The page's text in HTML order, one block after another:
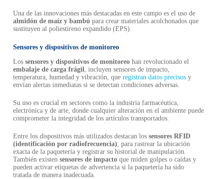
Una de las innovaciones más destacadas en este campo es el uso de
almidón de maíz y bambú para crear materiales acolchonados que
sustituyen al poliestireno expandido (EPS).
Sensores y dispositivos de monitoreo
Los sensores y dispositivos de monitoreohan revolucionado el
embalaje de carga frágil
, incluyen sensores de impacto,
temperatura, humedad y vibración, que registran datos precisosy
envían alertas inmediatas si se detectan condiciones adversas.
Su uso es crucial en sectores como la industria farmacéutica,
electrónica y de arte, donde cualquier alteración en el ambiente puede
comprometer la integridad de los artículos transportados.
Entre los dispositivos más utilizados destacan los sensores RFID
(identificación por radiofrecuencia) , para rastrear la ubicación
exacta de la paquetería y registrar su historial de manipulación.
También existen sensores de impactoque miden golpes o caídas y
pueden activar etiquetas de advertencia si la paquetería ha sido
tratada de manera inadecuada.